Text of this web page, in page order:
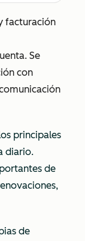
facturación
Se
con
principales
diario.
de
de